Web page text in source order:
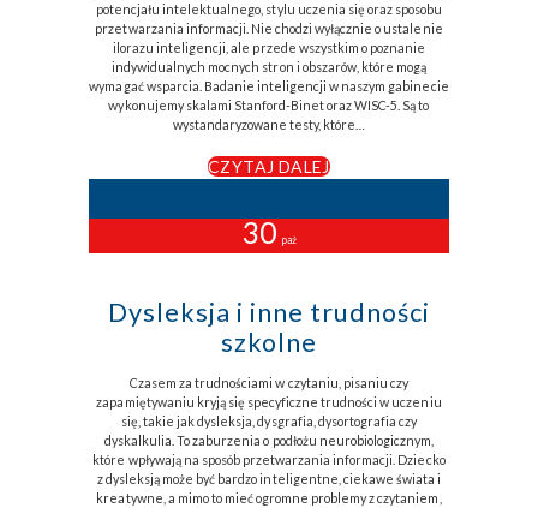
potencjału intelektualnego, stylu uczenia się oraz sposobu
przetwarzania informacji. Nie chodzi wyłącznie o ustalenie
ilorazu inteligencji, ale przede wszystkim o poznanie
indywidualnych mocnych stron i obszarów, które mogą
wymagać wsparcia. Badanie inteligencji w naszym gabinecie
wykonujemy skalami Stanford-Binet oraz WISC-5. Są to
wystandaryzowane testy, które…
CZYTAJ DALEJ
30 paź
Dysleksja i inne trudności
szkolne
Czasem za trudnościami w czytaniu, pisaniu czy
zapamiętywaniu kryją się specyficzne trudności w uczeniu
się, takie jak dysleksja, dysgrafia, dysortografia czy
dyskalkulia. To zaburzenia o podłożu neurobiologicznym,
które wpływają na sposób przetwarzania informacji. Dziecko
z dysleksją może być bardzo inteligentne, ciekawe świata i
kreatywne, a mimo to mieć ogromne problemy z czytaniem,